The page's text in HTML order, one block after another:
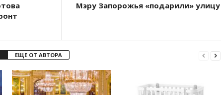
Мэру Запорожья «подарили» улицу
ЕЩЕ ОТ АВТОРА